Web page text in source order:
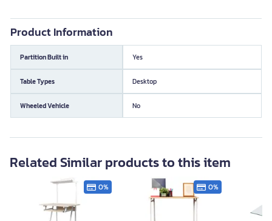
Product Information
Partition Built in Yes
Table Types Desktop
Wheeled Vehicle No
Related Similar products to this item
0% 0%